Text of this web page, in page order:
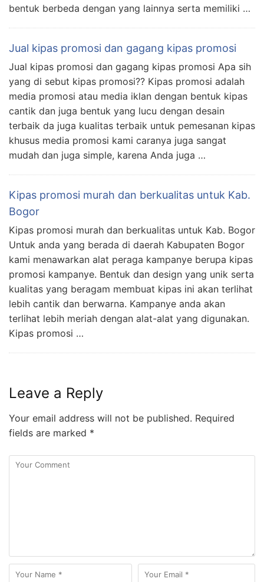
bentuk berbeda dengan yang lainnya serta memiliki …
Jual kipas promosi dan gagang kipas promosi
Jual kipas promosi dan gagang kipas promosi Apa sih
yang di sebut kipas promosi?? Kipas promosi adalah
media promosi atau media iklan dengan bentuk kipas
cantik dan juga bentuk yang lucu dengan desain
terbaik da juga kualitas terbaik untuk pemesanan kipas
khusus media promosi kami caranya juga sangat
mudah dan juga simple, karena Anda juga …
Kipas promosi murah dan berkualitas untuk Kab.
Bogor
Kipas promosi murah dan berkualitas untuk Kab. Bogor
Untuk anda yang berada di daerah Kabupaten Bogor
kami menawarkan alat peraga kampanye berupa kipas
promosi kampanye. Bentuk dan design yang unik serta
kualitas yang beragam membuat kipas ini akan terlihat
lebih cantik dan berwarna. Kampanye anda akan
terlihat lebih meriah dengan alat-alat yang digunakan.
Kipas promosi …
Leave a Reply
Your email address will not be published. Required
fields are marked *